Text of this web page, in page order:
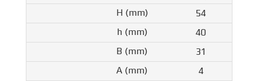
54
40
31
4